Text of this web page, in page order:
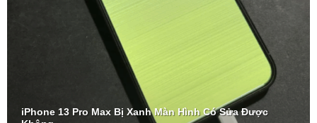
iPhone 13 Pro Max Bị Xanh Màn Hình Có Sửa Được